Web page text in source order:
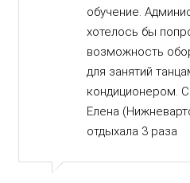
обучение.
хотелось бы
возможность
для занятий
кондиционером.
Елена
отдыхала 3 раза